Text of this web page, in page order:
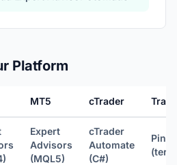
Platform
MT5 cTrader
Expert
Advisors
(MQL5)
cTrader
Automate
(C#)
Pine